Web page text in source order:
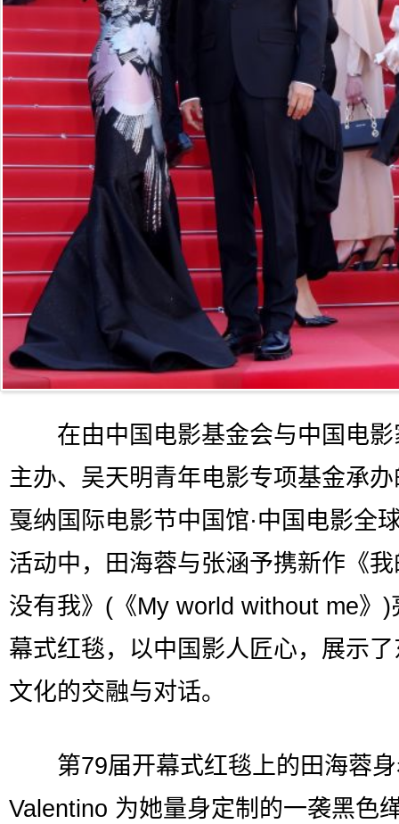
在由中国电影基金会与中国电影
主办、吴天明青年电影专项基金承
戛纳国际电影节中国馆·中国电影全
活动中，田海蓉与张涵予携新作《
没有我》(《My world without me》)
幕式红毯，以中国影人匠心，展示
文化的交融与对话。
第79届开幕式红毯上的田海蓉
Valentino 为她量身定制的一袭黑色